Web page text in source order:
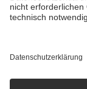
• Harn- und
getroffen, um
https://